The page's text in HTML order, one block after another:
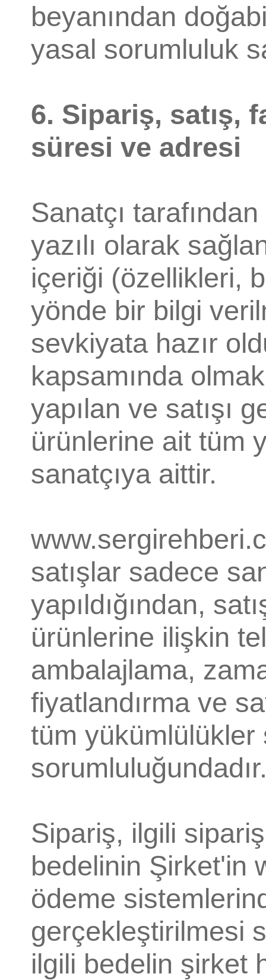
beyanından
yasal sorumluluk
6. Sipariş, satış,
süresi ve adresi
Sanatçı
yazılı olarak
içeriği (özellikleri,
yönde bir bilgi
sevkiyata hazır
kapsamında
yapılan ve satışı
ürünlerine ait tüm
sanatçıya aittir.
satışlar sadece
yapıldığından,
ürünlerine ilişkin
ambalajlama,
fiyatlandırma ve
tüm yükümlülükler
Sipariş, ilgili
bedelinin Şirket'in
ödeme
gerçekleştirilmesi
ilgili bedelin şirket